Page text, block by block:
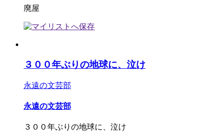
廃屋
３００年ぶりの地球に、泣け
永遠の文芸部
永遠の文芸部
３００年ぶりの地球に、泣け